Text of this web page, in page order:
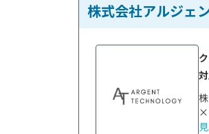
株式会社アルジェ
×